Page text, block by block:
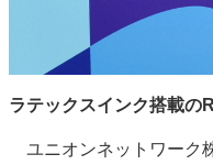
2022 見える化・MIS特集
特集・デジタル印刷 ～ 新成長軌
案内
発刊案内
JFPI印刷用
ラテックスインク搭載の
ユニオンネットワーク